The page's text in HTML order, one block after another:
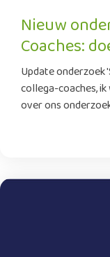
Nieuw
Coaches:
Update onderzoek
collega-coaches,
over ons